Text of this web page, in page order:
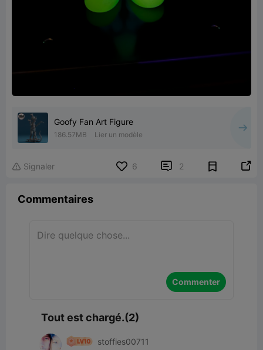
Goofy Fan Art Figure
186.57MB Lier un modèle
 Signaler 6  2 
Commentaires
Commenter
Tout est chargé.(2)
stoffies00711